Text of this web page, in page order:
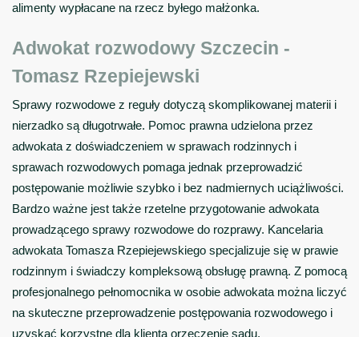
alimenty wypłacane na rzecz byłego małżonka.
Adwokat rozwodowy Szczecin -
Tomasz Rzepiejewski
Sprawy rozwodowe z reguły dotyczą skomplikowanej materii i
nierzadko są długotrwałe. Pomoc prawna udzielona przez
adwokata z doświadczeniem w sprawach rodzinnych i
sprawach rozwodowych pomaga jednak przeprowadzić
postępowanie możliwie szybko i bez nadmiernych uciążliwości.
Bardzo ważne jest także rzetelne przygotowanie adwokata
prowadzącego sprawy rozwodowe do rozprawy. Kancelaria
adwokata Tomasza Rzepiejewskiego specjalizuje się w prawie
rodzinnym i świadczy kompleksową obsługę prawną. Z pomocą
profesjonalnego pełnomocnika w osobie adwokata można liczyć
na skuteczne przeprowadzenie postępowania rozwodowego i
uzyskać korzystne dla klienta orzeczenie sądu.